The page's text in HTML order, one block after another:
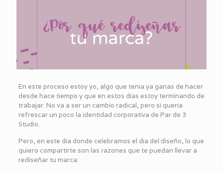
En este proceso estoy yo, algo que tenía ya ganas de hacer
desde hace tiempo y que en estos días estoy terminando de
trabajar. No va a ser un cambio radical, pero sí quería
refrescar un poco la identidad corporativa de Par de 3
Studio.
Pero, en este día donde celebramos el día del diseño, lo que
quiero compartirte son las razones que te puedan llevar a
rediseñar tu marca: